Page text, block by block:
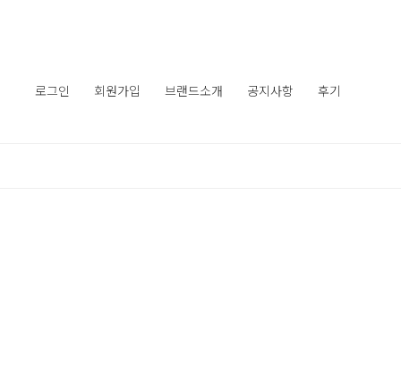
로그인 회원가입 브랜드소개 공지사항 후기